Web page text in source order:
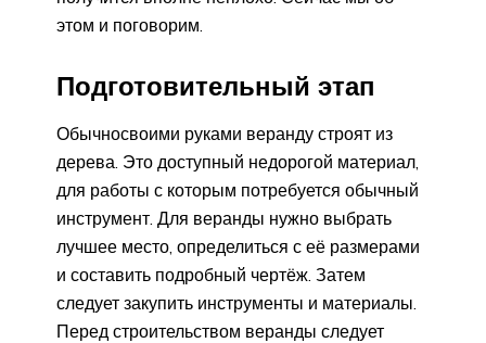
этом и поговорим.
Подготовительный этап
Обычносвоими руками веранду строят из
дерева. Это доступный недорогой материал,
для работы с которым потребуется обычный
инструмент. Для веранды нужно выбрать
лучшее место, определиться с её размерами
и составить подробный чертёж. Затем
следует закупить инструменты и материалы.
Перед строительством веранды следует